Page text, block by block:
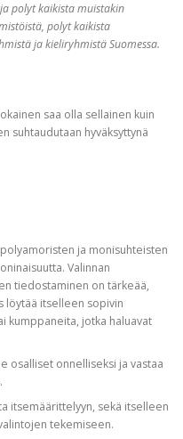
polyt kaikista muistakin
polyt kaikista
ja kieliryhmistä Suomessa.
saa olla sellainen kuin
suhtaudutaan hyväksyttynä
ja monisuhteisten
Valinnan
tiedostaminen on tärkeää,
löytää itselleen sopivin
kumppaneita, jotka haluavat
osalliset onnelliseksi ja vastaa
itsemäärittelyyn, sekä itselleen
tekemiseen.